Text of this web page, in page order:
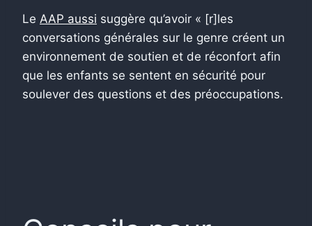
Le AAP aussi suggère qu’avoir « [r]les
conversations générales sur le genre créent un
environnement de soutien et de réconfort afin
que les enfants se sentent en sécurité pour
soulever des questions et des préoccupations.